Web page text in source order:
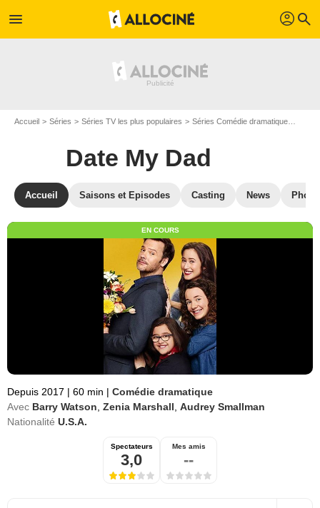
menu profil search
Accueil Séries Séries TV les plus populaires Séries Comédie dramatique
Date My Dad
Accueil Saisons et Episodes Casting News
EN COURS
Depuis 2017 | 60 min | Comédie dramatique
Avec Barry Watson Zenia Marshall Audrey Smallman
Nationalité U.S.A.
Spectateurs
3,0
Mes amis
--